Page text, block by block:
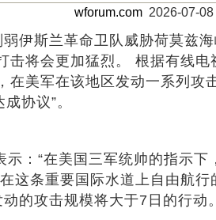
wforum.com 2026-07-
伊斯兰革命卫队威胁荷莫兹
将会更加猛烈。 根据有线
美军在该地区发动一系列
协议”。
：“在美国三军统帅的指示
这条重要国际水道上自由航
的攻击规模将大于7日的行动